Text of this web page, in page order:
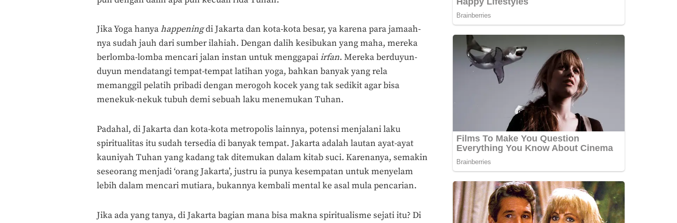
Jika Yoga hanyahappeningdi Jakarta dan kota-kota besar, ya karena para jamaah-
nya sudah jauh dari sumber ilahiah. Dengan dalih kesibukan yang maha, mereka
berlomba-lomba mencari jalan instan untuk menggapaiirfan. Mereka berduyun-
duyun mendatangi tempat-tempat latihan yoga, bahkan banyak yang rela
memanggil pelatih pribadi dengan merogoh kocek yang tak sedikit agar bisa
menekuk-nekuk tubuh demi sebuah laku menemukan Tuhan.
Padahal, di Jakarta dan kota-kota metropolis lainnya, potensi menjalani laku
spiritualitas itu sudah tersedia di banyak tempat. Jakarta adalah lautan ayat-ayat
kauniyah Tuhan yang kadang tak ditemukan dalam kitab suci. Karenanya, semakin
seseorang menjadi ‘orang Jakarta’, justru ia punya kesempatan untuk menyelam
lebih dalam mencari mutiara, bukannya kembali mental ke asal mula pencarian.
Jika ada yang tanya, di Jakarta bagian mana bisa makna spiritualisme sejati itu? Di